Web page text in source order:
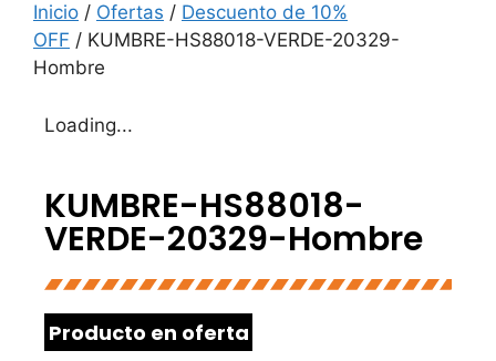
Inicio / Ofertas / Descuento de 10%
OFF / KUMBRE-HS88018-VERDE-20329-
Hombre
Loading...
KUMBRE-HS88018-
VERDE-20329-Hombre
Producto en oferta